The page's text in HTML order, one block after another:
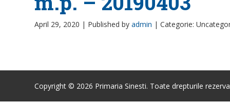
April 29, 2020 | Published by admin | Categorie:
Copyright © 2026 Primaria Sinesti. Toate drepturile